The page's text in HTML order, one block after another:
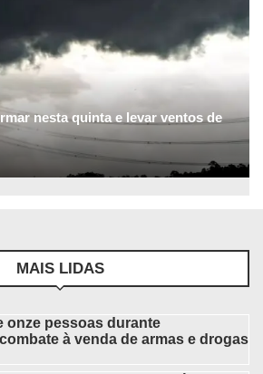
nesta quinta e levar ventos de
MAIS LIDAS
onze pessoas durante
à venda de armas e drogas